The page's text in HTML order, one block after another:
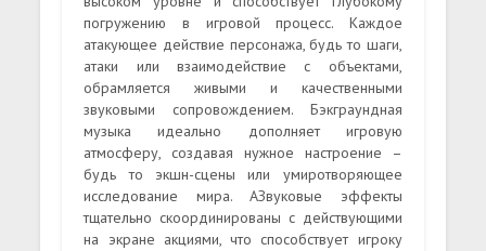
погружению в игровой процесс. Каждое
атакующее действие персонажа, будь то шаги,
атаки или взаимодействие с объектами,
обрамляется живыми и качественными
звуковыми сопровождением. Бэкграундная
музыка идеально дополняет игровую
атмосферу, создавая нужное настроение –
будь то экшн-сцены или умиротворяющее
исследование мира. АЗвуковые эффекты
тщательно скоординированы с действующими
на экране акциями, что способствует игроку